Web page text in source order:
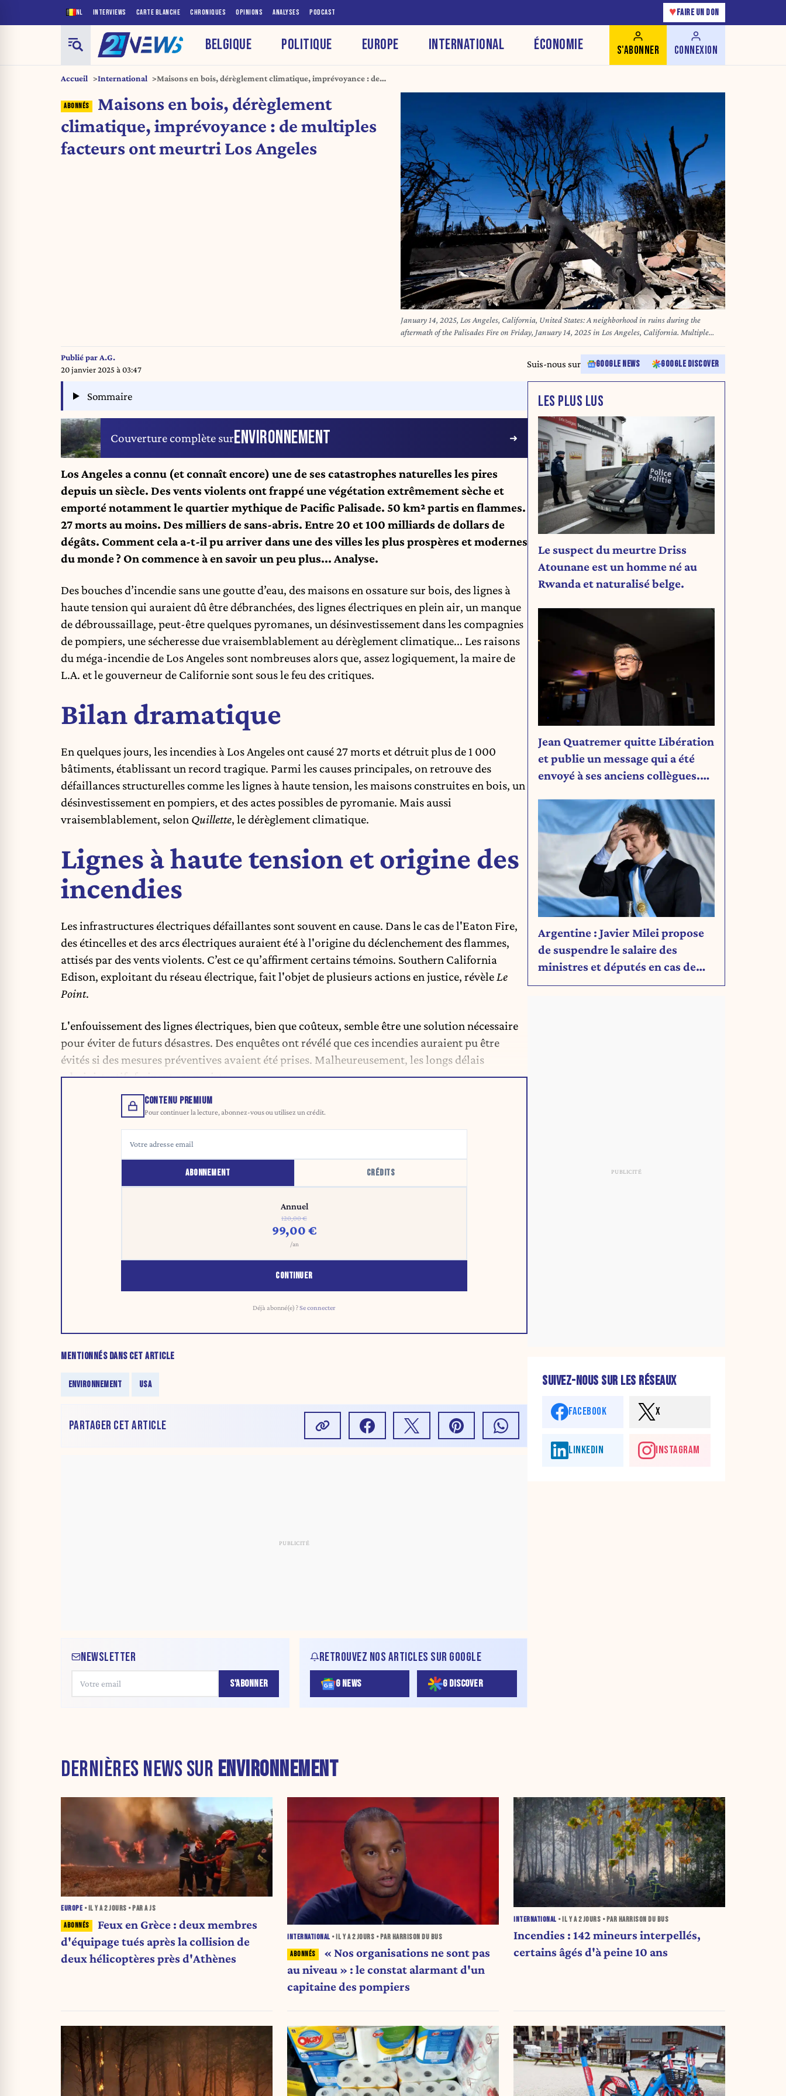
NL INTERVIEWS CARTE BLANCHE CHRONIQUES OPINIONS ANALYSES PODCAST ♥ FAIRE UN DON
BELGIQUE POLITIQUE EUROPE INTERNATIONAL ÉCONOMIE S'ABONNER CONNEXION
Accueil International
Maisons en bois, dérèglement climatique, imprévoyance : de
Maisons en bois, dérèglement
climatique, imprévoyance : de multiples
facteurs ont meurtri Los Angeles
January 14, 2025, Los Angeles, California, United States: A neighborhood in ruins during the
aftermath of the Palisades Fire on Friday, January 14, 2025 in Los Angeles, California. Multiple
wildfires fueled by intense Santa Ana Winds are burning across Los Angeles County, with (Photo by
Michael Nigro) (Credit Image: © Michael Nigro/Pacific Press via ZUMA Press Wire)
Publié parA.G.
20 janvier 2025 à 03:47
Suis-nous sur GOOGLE NEWS GOOGLE DISCOVER
Sommaire
Couverture complète surENVIRONNEMENT
Los Angeles a connu (et connaît encore) une de ses catastrophes naturelles les pires
depuis un siècle. Des vents violents ont frappé une végétation extrêmement sèche et
emporté notamment le quartier mythique de Pacific Palisade. 50 km² partis en flammes.
27 morts au moins. Des milliers de sans-abris. Entre 20 et 100 milliards de dollars de
dégâts. Comment cela a-t-il pu arriver dans une des villes les plus prospères et modernes
du monde ? On commence à en savoir un peu plus... Analyse.
Des bouches d’incendie sans une goutte d’eau, des maisons en ossature sur bois, des lignes à
haute tension qui auraient dû être débranchées, des lignes électriques en plein air, un manque
de débroussaillage, peut-être quelques pyromanes, un désinvestissement dans les compagnies
de pompiers, une sécheresse due vraisemblablement au dérèglement climatique... Les raisons
du méga-incendie de Los Angeles sont nombreuses alors que, assez logiquement, la maire de
L.A. et le gouverneur de Californie sont sous le feu des critiques.
Bilan dramatique
En quelques jours, les incendies à Los Angeles ont causé 27 morts et détruit plus de 1 000
bâtiments, établissant un record tragique. Parmi les causes principales, on retrouve des
défaillances structurelles comme les lignes à haute tension, les maisons construites en bois, un
désinvestissement en pompiers, et des actes possibles de pyromanie. Mais aussi
vraisemblablement, selon Quillette, le dérèglement climatique.
Lignes à haute tension et origine des
incendies
Les infrastructures électriques défaillantes sont souvent en cause. Dans le cas de l'Eaton Fire,
des étincelles et des arcs électriques auraient été à l'origine du déclenchement des flammes,
attisés par des vents violents. C’est ce qu’affirment certains témoins. Southern California
Edison, exploitant du réseau électrique, fait l'objet de plusieurs actions en justice, révèleLe
Point.
L'enfouissement des lignes électriques, bien que coûteux, semble être une solution nécessaire
pour éviter de futurs désastres. Des enquêtes ont révélé que ces incendies auraient pu être
évités si des mesures préventives avaient été prises. Malheureusement, les longs délais
administratifs freinent ces projets.
CONTENU PREMIUM
Pour continuer la lecture, abonnez-vous ou utilisez un crédit.
ABONNEMENT CRÉDITS
Annuel
120,00 €
99,00 €
/an
CONTINUER
Déjà abonné(e) ?Se connecter
MENTIONNÉS DANS CET ARTICLE
ENVIRONNEMENT USA
PARTAGER CET ARTICLE
NEWSLETTER
S'ABONNER
RETROUVEZ NOS ARTICLES SUR GOOGLE
G NEWS G DISCOVER
LES PLUS LUS
Le suspect du meurtre Driss
Atounane est un homme né au
Rwanda et naturalisé belge.
Jean Quatremer quitte Libération
et publie un message qui a été
envoyé à ses anciens collègues.
Argentine : Javier Milei propose
de suspendre le salaire des
ministres et députés en cas de
déficit budgétaire
SUIVEZ-NOUS SUR LES RÉSEAUX
FACEBOOK X
LINKEDIN INSTAGRAM
DERNIÈRES NEWS SUR ENVIRONNEMENT
EUROPE • IL Y A2 JOURS • PAR A JS
Feux en Grèce : deux membres
d'équipage tués après la collision de
deux hélicoptères près d'Athènes
INTERNATIONAL • IL Y A2 JOURS • PAR HARRISON DU BUS
« Nos organisations ne sont pas
au niveau » : le constat alarmant d'un
capitaine des pompiers
INTERNATIONAL • IL Y A2 JOURS • PAR HARRISON DU BUS
Incendies : 142 mineurs interpellés,
certains âgés d'à peine 10 ans